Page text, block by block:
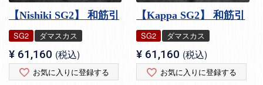
【Nishiki SG2】 和筋引
SG2 ダマスカス
¥ 61,160 税込
お気に入りに登録する
【Kappa SG2】 和筋引
SG2 ダマスカス
¥ 61,160 税込
お気に入りに登録する